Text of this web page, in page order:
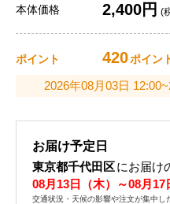
本体価格 2,400円 (
ポイント 420ポイン
2026年08月03日
お届け予定日
東京都千代田区にお届け
08月13日（木）～08月17
交通状況・天候の影響や注文が集中